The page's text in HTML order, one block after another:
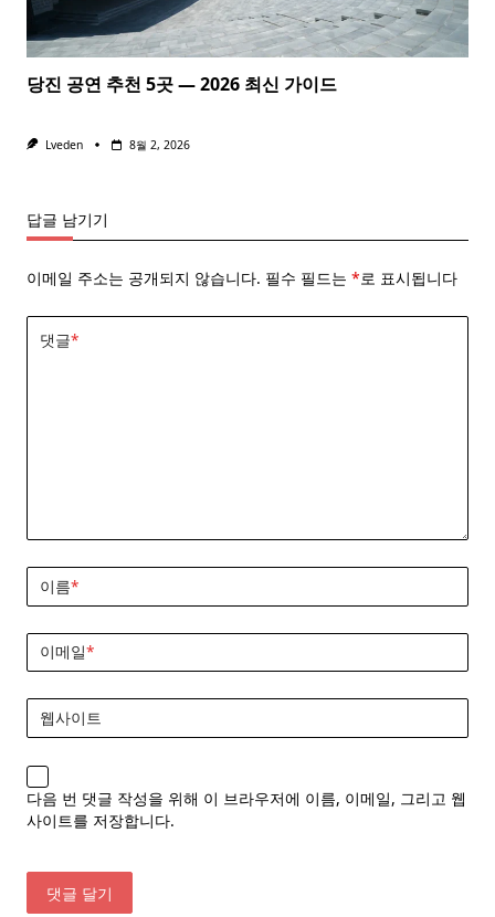
당진 공연 추천 5곳 — 2026 최신 가이드
Lveden 8월 2, 2026
답글 남기기
이메일 주소는 공개되지 않습니다. 필수 필드는 *로 표시됩니다
댓글*
이름*
이메일*
웹사이트
다음 번 댓글 작성을 위해 이 브라우저에 이름, 이메일, 그리고 웹
사이트를 저장합니다.